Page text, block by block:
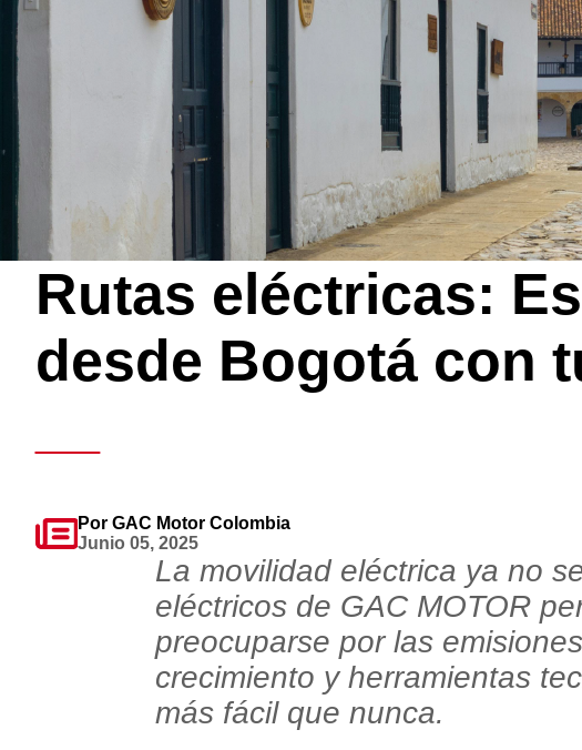
EMKOO PREMIUM
Desde $159.990.000
Bono de $5.000.000
100% eléctrico
AION Y PLUS
Desde $117.990.000
Bono de $8.000.000
Rutas eléctricas:
desde Bogotá con
Por GAC Motor Colombia
Junio 05, 2025
La movilidad eléctrica ya no
eléctricos de GAC MOTOR
preocuparse por las
crecimiento y herramientas
más fácil que nunca.